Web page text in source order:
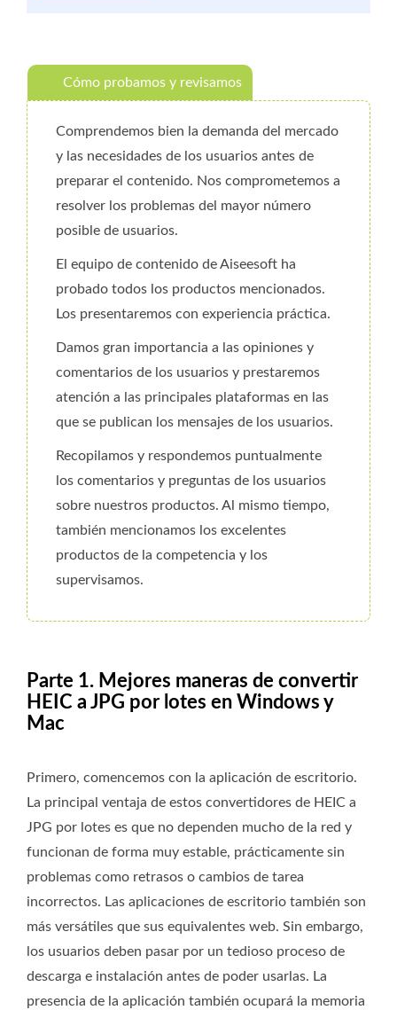
Cómo probamos y revisamos
Comprendemos bien la demanda del mercado
y las necesidades de los usuarios antes de
preparar el contenido. Nos comprometemos a
resolver los problemas del mayor número
posible de usuarios.
El equipo de contenido de Aiseesoft ha
probado todos los productos mencionados.
Los presentaremos con experiencia práctica.
Damos gran importancia a las opiniones y
comentarios de los usuarios y prestaremos
atención a las principales plataformas en las
que se publican los mensajes de los usuarios.
Recopilamos y respondemos puntualmente
los comentarios y preguntas de los usuarios
sobre nuestros productos. Al mismo tiempo,
también mencionamos los excelentes
productos de la competencia y los
supervisamos.
Parte 1. Mejores maneras de convertir
HEIC a JPG por lotes en Windows y
Mac
Primero, comencemos con la aplicación de escritorio.
La principal ventaja de estos convertidores de HEIC a
JPG por lotes es que no dependen mucho de la red y
funcionan de forma muy estable, prácticamente sin
problemas como retrasos o cambios de tarea
incorrectos. Las aplicaciones de escritorio también son
más versátiles que sus equivalentes web. Sin embargo,
los usuarios deben pasar por un tedioso proceso de
descarga e instalación antes de poder usarlas. La
presencia de la aplicación también ocupará la memoria